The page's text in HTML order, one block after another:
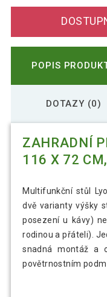
POPIS
DOTAZY (0)
ZAHRADNÍ
116 X 72
Multifunkční stůl
dvě varianty výšky
posezení u kávy)
rodinou a přáteli).
snadná montáž a
povětrnostním